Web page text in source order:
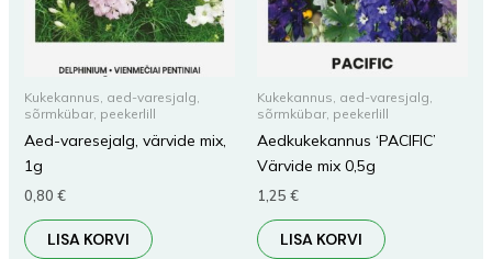
Kukekannus, aed-varesjalg,
sõrmkübar, peekerlill
Aed-varesejalg, värvide mix,
1g
0,80 €
LISA KORVI
Kukekannus, aed-varesjalg,
sõrmkübar, peekerlill
Aedkukekannus ‘PACIFIC’
Värvide mix 0,5g
1,25 €
LISA KORVI